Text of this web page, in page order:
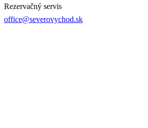
Rezervačný servis
office@severovychod.sk